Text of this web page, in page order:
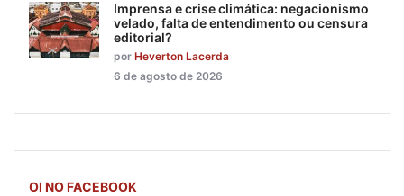
Imprensa e crise climática: negacionismo
velado, falta de entendimento ou censura
editorial?
por Heverton Lacerda
6 de agosto de 2026
OI NO FACEBOOK